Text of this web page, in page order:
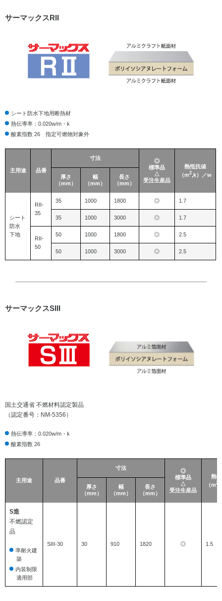
サーマックスRII
シート防水下地用断熱材
熱伝導率：0.020w/m・k
酸素指数 26 指定可燃物対象外
主用途 品番
寸法
◎
標準品
△
受注生産品
熱抵抗値
（m2,k）／w
厚さ
（mm）
幅
（mm）
長さ
（mm）
シート
防水
下地
RII-
35
35 1000 1800 ◎ 1.7
35 1000 3000 ◎ 1.7
RII-
50
50 1000 1800 ◎ 2.5
50 1000 3000 ◎ 2.5
サーマックスSIII
国土交通省 不燃材料認定製品
（認定番号：NM-5356）
熱伝導率：0.020w/m・k
酸素指数 26
主用途 品番
寸法
◎
標準品
△
受注生産品
熱
（m2
厚さ
（mm）
幅
（mm）
長さ
（mm）
S造
不燃認定
品
準耐火建
築
内装制限
適用部
SIII-30 30 910 1820 ◎ 1.5